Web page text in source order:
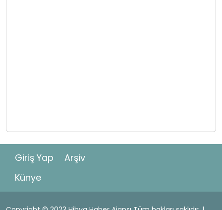
Giriş Yap
Arşiv
Künye